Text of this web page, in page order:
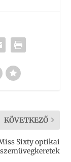
KÖVETKEZŐ
Sixty optikai
szemüvegkeretek